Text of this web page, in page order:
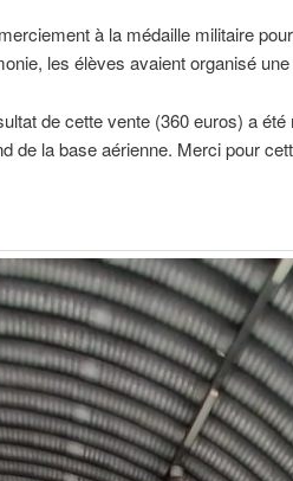
à la médaille militaire
les élèves avaient organisé
de cette vente (360 euros) a
de la base aérienne. Merci pour